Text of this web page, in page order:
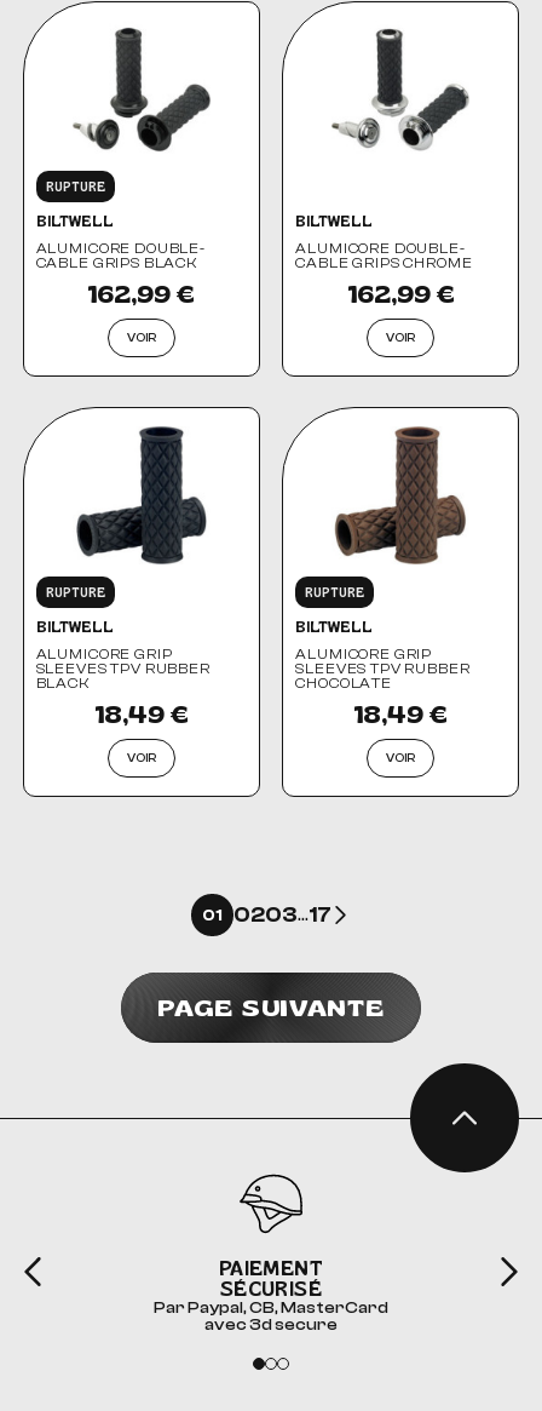
RUPTURE
BILTWELL
ALUMICORE DOUBLE-
CABLE GRIPS BLACK
162,99 €
VOIR
BILTWELL
ALUMICORE DOUBLE-
CABLE GRIPS CHROME
162,99 €
VOIR
RUPTURE
BILTWELL
ALUMICORE GRIP
SLEEVES TPV RUBBER
BLACK
18,49 €
VOIR
RUPTURE
BILTWELL
ALUMICORE GRIP
SLEEVES TPV RUBBER
CHOCOLATE
18,49 €
VOIR
01 0203…17Suivant
PAGE SUIVANTE
PAIEMENT
SÉCURISÉ
Par Paypal, CB, MasterCard
avec 3d secure